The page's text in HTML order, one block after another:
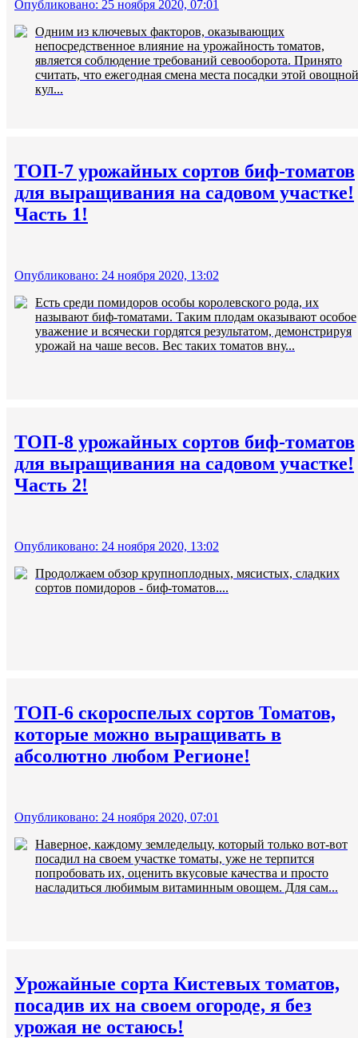
Опубликовано: 25 ноября 2020, 07:01
Одним из ключевых факторов, оказывающих
непосредственное влияние на урожайность томатов,
является соблюдение требований севооборота. Принято
считать, что ежегодная смена места посадки этой овощной
кул...
ТОП-7 урожайных сортов биф-томатов
для выращивания на садовом участке!
Часть 1!
Опубликовано: 24 ноября 2020, 13:02
Есть среди помидоров особы королевского рода, их
называют биф-томатами. Таким плодам оказывают особое
уважение и всячески гордятся результатом, демонстрируя
урожай на чаше весов. Вес таких томатов вну...
ТОП-8 урожайных сортов биф-томатов
для выращивания на садовом участке!
Часть 2!
Опубликовано: 24 ноября 2020, 13:02
Продолжаем обзор крупноплодных, мясистых, сладких
сортов помидоров - биф-томатов....
ТОП-6 скороспелых сортов Томатов,
которые можно выращивать в
абсолютно любом Регионе!
Опубликовано: 24 ноября 2020, 07:01
Наверное, каждому земледельцу, который только вот-вот
посадил на своем участке томаты, уже не терпится
попробовать их, оценить вкусовые качества и просто
насладиться любимым витаминным овощем. Для сам...
Урожайные сорта Кистевых томатов,
посадив их на своем огороде, я без
урожая не остаюсь!